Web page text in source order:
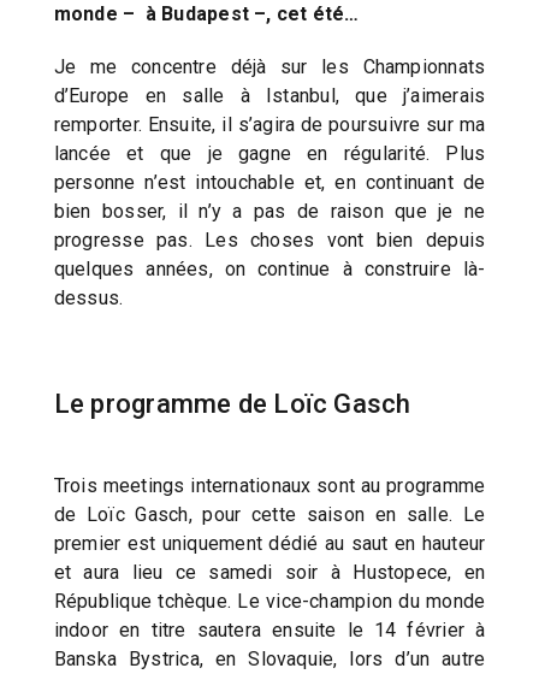
monde – à Budapest –, cet été…
Je me concentre déjà sur les Championnats
d’Europe en salle à Istanbul, que j’aimerais
remporter. Ensuite, il s’agira de poursuivre sur ma
lancée et que je gagne en régularité. Plus
personne n’est intouchable et, en continuant de
bien bosser, il n’y a pas de raison que je ne
progresse pas. Les choses vont bien depuis
quelques années, on continue à construire là-
dessus.
Le programme de Loïc Gasch
Trois meetings internationaux sont au programme
de Loïc Gasch, pour cette saison en salle. Le
premier est uniquement dédié au saut en hauteur
et aura lieu ce samedi soir à Hustopece, en
République tchèque. Le vice-champion du monde
indoor en titre sautera ensuite le 14 février à
Banska Bystrica, en Slovaquie, lors d’un autre